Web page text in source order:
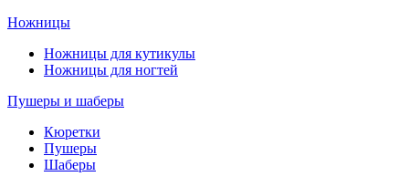
Ножницы
Ножницы для кутикулы
Ножницы для ногтей
Пушеры и шаберы
Кюретки
Пушеры
Шаберы